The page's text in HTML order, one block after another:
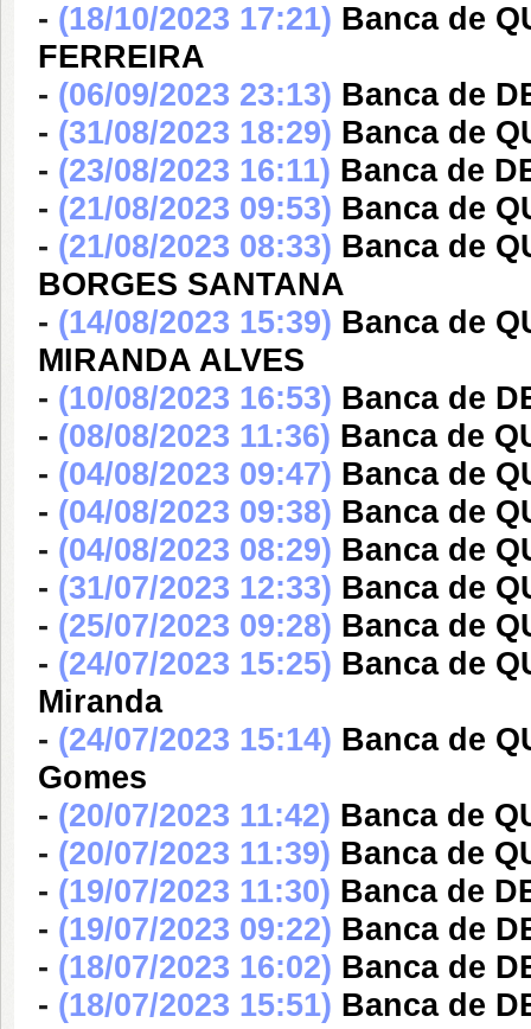
- (18/10/2023 17:21) Banca de
FERREIRA
- (06/09/2023 23:13) Banca de
- (31/08/2023 18:29) Banca de
- (23/08/2023 16:11) Banca de
- (21/08/2023 09:53) Banca de
- (21/08/2023 08:33) Banca de
BORGES SANTANA
- (14/08/2023 15:39) Banca de
MIRANDA ALVES
- (10/08/2023 16:53) Banca de
- (08/08/2023 11:36) Banca de
- (04/08/2023 09:47) Banca de
- (04/08/2023 09:38) Banca de
- (04/08/2023 08:29) Banca de
- (31/07/2023 12:33) Banca de
- (25/07/2023 09:28) Banca de
- (24/07/2023 15:25) Banca de
Miranda
- (24/07/2023 15:14) Banca de
Gomes
- (20/07/2023 11:42) Banca de
- (20/07/2023 11:39) Banca de
- (19/07/2023 11:30) Banca de
- (19/07/2023 09:22) Banca de
- (18/07/2023 16:02) Banca de
- (18/07/2023 15:51) Banca de